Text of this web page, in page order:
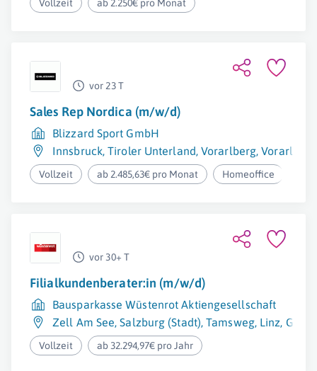
Vollzeit ab 2.250€ pro Monat
vor 23 T
Sales Rep Nordica (m/w/d)
Blizzard Sport GmbH
Innsbruck,Tiroler Unterland,Vorarlberg,
Vollzeit ab 2.485,63€ pro Monat Homeoffice
vor 30+ T
Filialkundenberater:in (m/w/d)
Bausparkasse Wüstenrot Aktiengesellschaft
Zell Am See,Salzburg (Stadt),Tamsweg, Linz,
Vollzeit ab 32.294,97€ pro Jahr